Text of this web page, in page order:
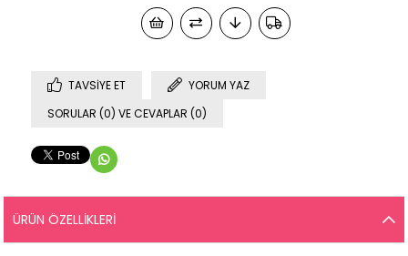
TAVSIYE ET
YORUM YAZ
SORULAR (0) VE CEVAPLAR (0)
ÜRÜN ÖZELLIKLERI